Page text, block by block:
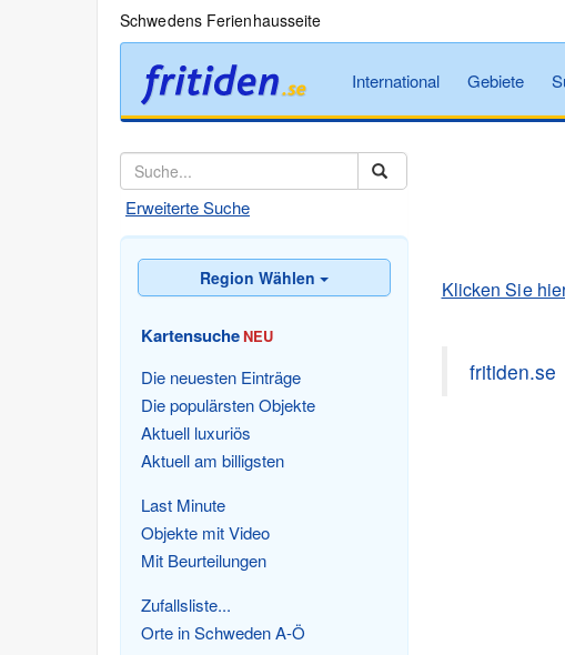
Schwedens Ferienhausseite
International Gebiete
Erweiterte Suche
Region Wählen
KartensucheNEU
Die neuesten Einträge
Die populärsten Objekte
Aktuell luxuriös
Aktuell am billigsten
Last Minute
Objekte mit Video
Mit Beurteilungen
Zufallsliste...
Orte in Schweden A-Ö
Klicken Sie
fritiden.se